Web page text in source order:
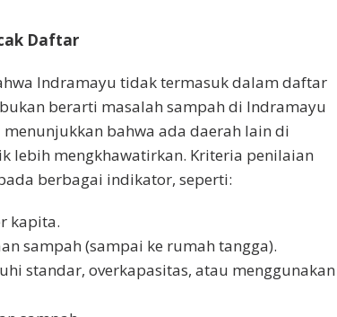
Daftar
Indramayu tidak termasuk dalam daftar
berarti masalah sampah di Indramayu
bahwa ada daerah lain di
lebih mengkhawatirkan. Kriteria penilaian
berbagai indikator, seperti:
kapita.
sampah (sampai ke rumah tangga).
standar, overkapasitas, atau menggunakan